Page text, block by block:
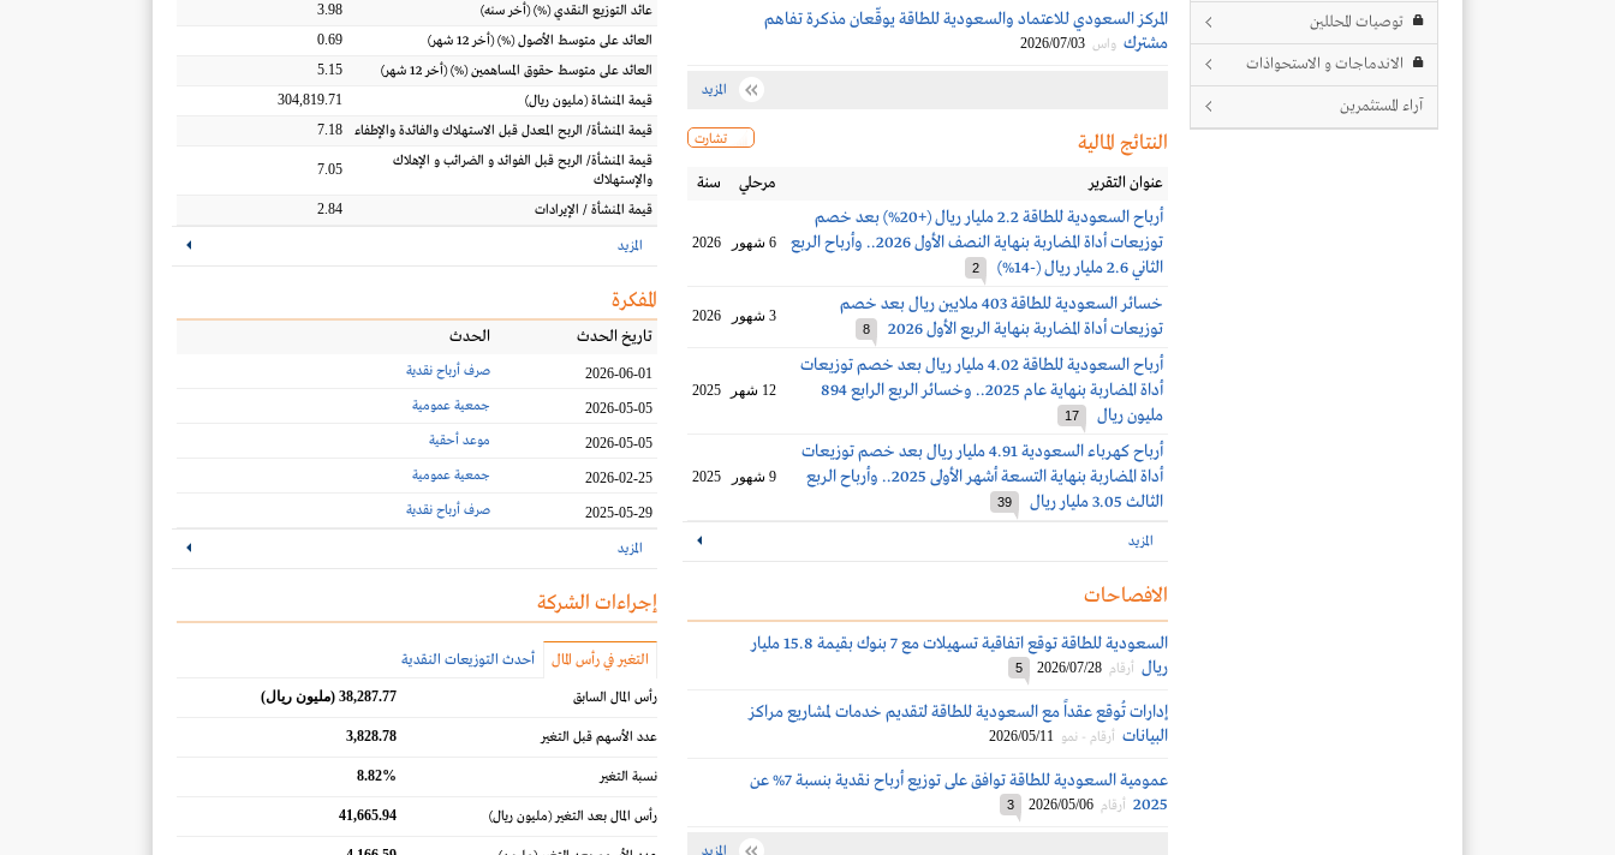
توصيات المحللين
الاندماجات و الاستحواذات
آراء المستثمرين
المركز السعودي للاعتماد والسعودية للطاقة يوقّعان مذكرة تفاهم
مشترك واس 2026/07/03
المزيد
تشارت النتائج المالية
عنوان التقرير مرحلي سنة
أرباح السعودية للطاقة 2.2 مليار ريال (+20%) بعد خصم
توزيعات أداة المضاربة بنهاية النصف الأول 2026.. وأرباح الربع
الثاني 2.6 مليار ريال (-14%)
2
6 شهور 2026
خسائر السعودية للطاقة 403 ملايين ريال بعد خصم
توزيعات أداة المضاربة بنهاية الربع الأول 2026
8
3 شهور 2026
أرباح السعودية للطاقة 4.02 مليار ريال بعد خصم توزيعات
أداة المضاربة بنهاية عام 2025.. وخسائر الربع الرابع 894
مليون ريال
17
12 شهر 2025
أرباح كهرباء السعودية 4.91 مليار ريال بعد خصم توزيعات
أداة المضاربة بنهاية التسعة أشهر الأولى 2025.. وأرباح الربع
الثالث 3.05 مليار ريال
39
9 شهور 2025
المزيد
الافصاحات
السعودية للطاقة توقع اتفاقية تسهيلات مع 7 بنوك بقيمة 15.8 مليار
ريال أرقام 2026/07/28
5
إدارات تُوقع عقداً مع السعودية للطاقة لتقديم خدمات لمشاريع مراكز
البيانات أرقام - نمو 2026/05/11
عمومية السعودية للطاقة توافق على توزيع أرباح نقدية بنسبة 7% عن
2025 أرقام 2026/05/06
3
المزيد
عائد التوزيع النقدي(%) (أخر سنه)
3.98
العائد على متوسط الأصول(%) (أخر 12 شهر)
0.69
العائد على متوسط حقوق المساهمين(%) (أخر 12 شهر)
5.15
قيمة المنشاة(مليون ريال)
304,819.71
قيمة المنشأة/ الربح المعدل قبل الاستهلاك والفائدة والإطفاء
7.18
قيمة المنشأة/ الربح قبل الفوائد و الضرائب و الإهلاك
والإستهلاك
7.05
قيمة المنشأة / الإيرادات 2.84
المزيد
المفكرة
تاريخ الحدث الحدث
2026-06-01 صرف أرباح نقدية
2026-05-05 جمعية عمومية
2026-05-05 موعد أحقية
2026-02-25 جمعية عمومية
2025-05-29 صرف أرباح نقدية
المزيد
إجراءات الشركة
التغير في رأس المال أحدث التوزيعات النقدية
رأس المال السابق 38,287.77 (مليون ريال)
عدد الأسهم قبل التغير 3,828.78
نسبة التغير 8.82%
رأس المال بعد التغير(مليون ريال) 41,665.94